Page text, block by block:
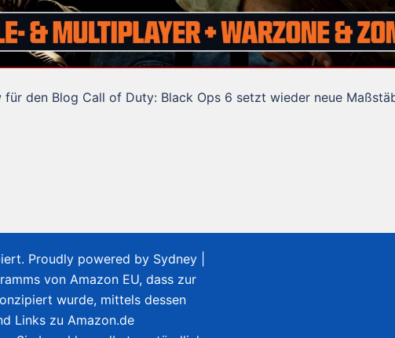
den Blog Call of Duty: Black Ops 6 setzt wieder neue
Proudly powered by Sydney
von Amazon EU, dass zur
wurde, mittels dessen
Links zu Amazon.de